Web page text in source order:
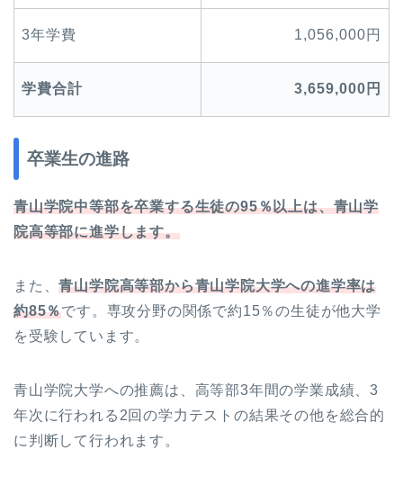
3年学費 1,056,000円
学費合計 3,659,000 円
卒業生の進路
青山学院中等部を卒業する生徒の95％以上は、青山学
院高等部に進学します。
また、青山学院高等部から青山学院大学への進学率は
約85％です。専攻分野の関係で約15％の生徒が他大学
を受験しています。
青山学院大学への推薦は、高等部3年間の学業成績、3
年次に行われる2回の学力テストの結果その他を総合的
に判断して行われます。